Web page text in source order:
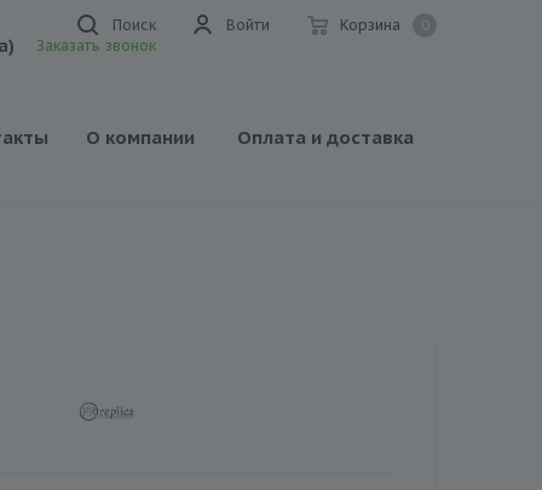
Корзина
Войти
Поиск
Заказать звонок
О компании Оплата и доставка